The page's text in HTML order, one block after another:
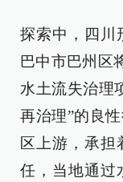
探索中，四川
巴中市巴州区
水土流失治
再治理”的良
区上游，承担
任，当地通过